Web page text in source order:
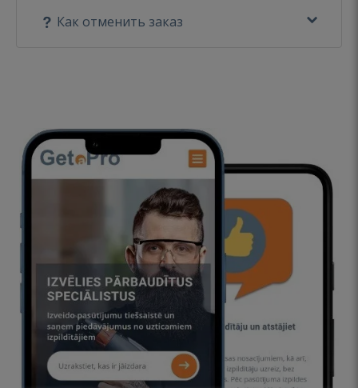
Как отменить заказ